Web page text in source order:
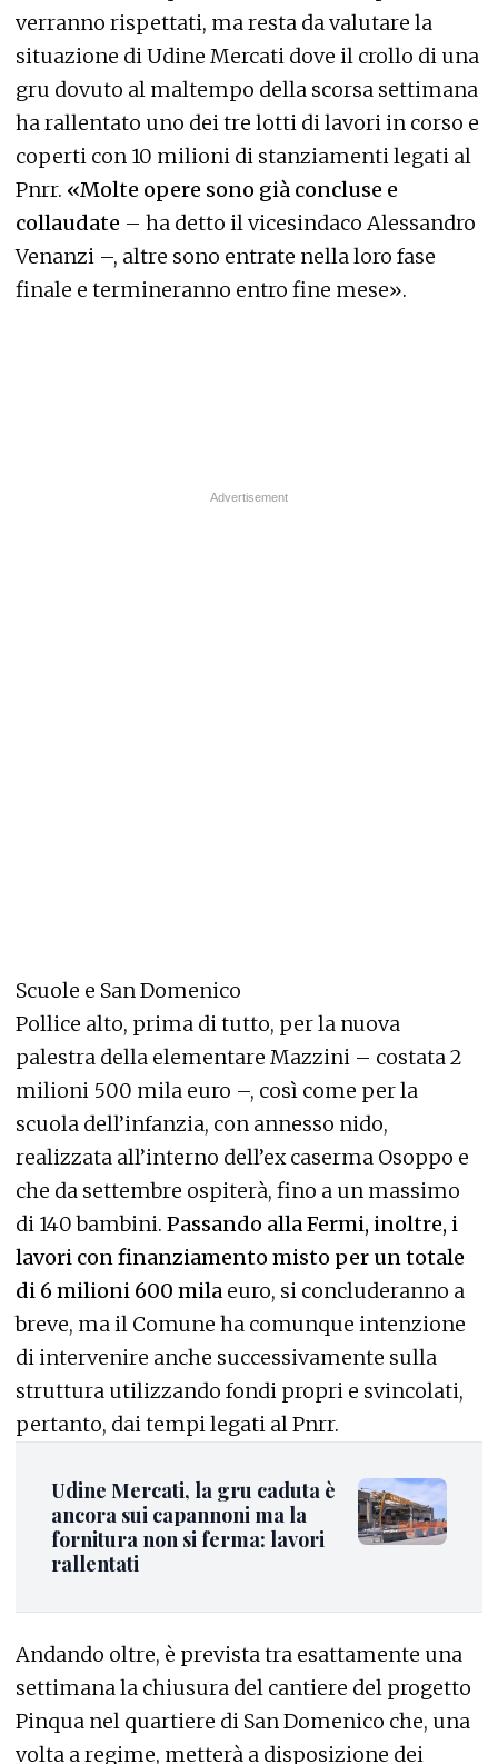
verranno rispettati, ma resta da valutare la
situazione di Udine Mercati dove il crollo di una
gru dovuto al maltempo della scorsa settimana
ha rallentato uno dei tre lotti di lavori in corso e
coperti con 10 milioni di stanziamenti legati al
Pnrr. «Molte opere sono già concluse e
collaudate – ha detto il vicesindaco Alessandro
Venanzi –, altre sono entrate nella loro fase
finale e termineranno entro fine mese».
Scuole e San Domenico
Pollice alto, prima di tutto, per la nuova
palestra della elementare Mazzini – costata 2
milioni 500 mila euro –, così come per la
scuola dell’infanzia, con annesso nido,
realizzata all’interno dell’ex caserma Osoppo e
che da settembre ospiterà, fino a un massimo
di 140 bambini. Passando alla Fermi, inoltre, i
lavori con finanziamento misto per un totale
di 6 milioni 600 mila euro, si concluderanno a
breve, ma il Comune ha comunque intenzione
di intervenire anche successivamente sulla
struttura utilizzando fondi propri e svincolati,
pertanto, dai tempi legati al Pnrr.
Udine Mercati, la gru caduta è
ancora sui capannoni ma la
fornitura non si ferma: lavori
rallentati
Andando oltre, è prevista tra esattamente una
settimana la chiusura del cantiere del progetto
Pinqua nel quartiere di San Domenico che, una
volta a regime, metterà a disposizione dei